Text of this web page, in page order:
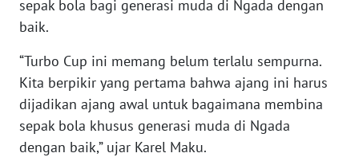
sepak bola bagi generasi muda di Ngada dengan
baik.
“Turbo Cup ini memang belum terlalu sempurna.
Kita berpikir yang pertama bahwa ajang ini harus
dijadikan ajang awal untuk bagaimana membina
sepak bola khusus generasi muda di Ngada
dengan baik,” ujar Karel Maku.
SERAMBI
WN
JAMBI